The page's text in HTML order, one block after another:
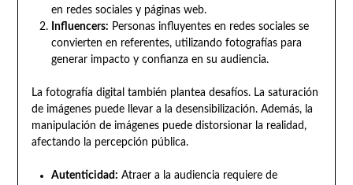
en redes sociales y páginas web.
Influencers: Personas influyentes en redes sociales se
convierten en referentes, utilizando fotografías para
generar impacto y confianza en su audiencia.
La fotografía digital también plantea desafíos. La saturación
de imágenes puede llevar a la desensibilización. Además, la
manipulación de imágenes puede distorsionar la realidad,
afectando la percepción pública.
Autenticidad: Atraer a la audiencia requiere de